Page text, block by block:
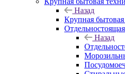
Назад
Крупная бытовая
Назад